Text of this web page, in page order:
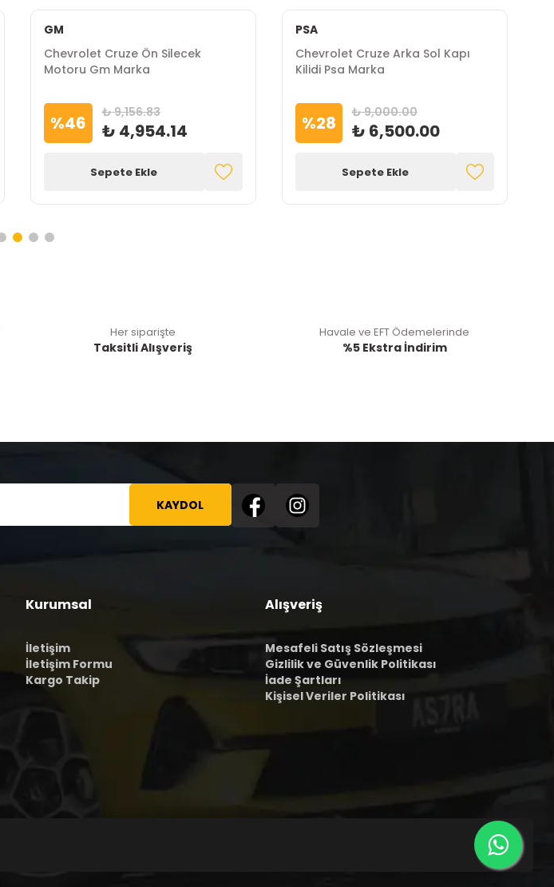
GM
Chevrolet Cruze Ön Silecek
Motoru Gm Marka
%46 ₺ 9,156.83
₺ 4,954.14
Sepete Ekle
PSA
Chevrolet Cruze Arka Sol Kapı
Kilidi Psa Marka
%28 ₺ 9,000.00
₺ 6,500.00
Sepete Ekle
Her siparişte
Taksitli Alışveriş
Havale ve EFT Ödemelerinde
%5 Ekstra İndirim
KAYDOL
Kurumsal
İletişim
İletişim Formu
Kargo Takip
Alışveriş
Mesafeli Satış Sözleşmesi
Gizlilik ve Güvenlik Politikası
İade Şartları
Kişisel Veriler Politikası